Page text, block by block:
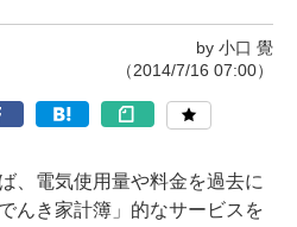
by 小口 覺
（2014/7/16 07:00）
、電気使用量や料金を過去に
んき家計簿」的なサービスを